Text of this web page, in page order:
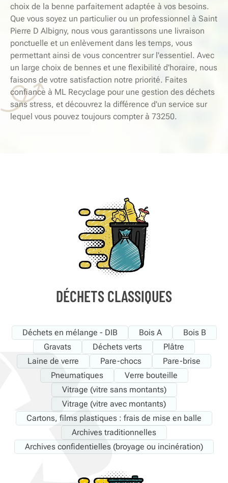
choix de la benne parfaitement adaptée à vos besoins.
Que vous soyez un particulier ou un professionnel à Saint
Pierre D Albigny, nous vous garantissons une livraison
ponctuelle et un enlèvement dans les temps, vous
permettant ainsi de vous concentrer sur l'essentiel. Avec
un large choix de bennes et une flexibilité d'horaire, nous
faisons de votre satisfaction notre priorité. Faites
confiance à ML Recyclage pour une gestion des déchets
sans stress, et découvrez la différence d'un service sur
lequel vous pouvez toujours compter à 73250.
DÉCHETS CLASSIQUES
Déchets en mélange - DIB Bois A
Bois B
Gravats
Déchets verts
Plâtre
Laine de verre
Pare-chocs
Pare-brise
Pneumatiques
Verre bouteille
Vitrage (vitre sans montants)
Vitrage (vitre avec montants)
Cartons, films plastiques : frais de mise en balle
Archives traditionnelles
Archives confidentielles (broyage ou incinération)